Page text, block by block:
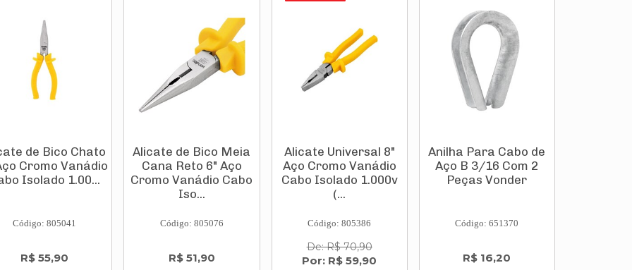
de Bico Chato
Cromo Vanádio
Isolado 1.00...
Código: 805041
R$ 55,90
Alicate de Bico Meia
Cana Reto 6" Aço
Cromo Vanádio Cabo
Iso...
Código: 805076
R$ 51,90
Alicate Universal 8"
Aço Cromo Vanádio
Cabo Isolado 1.000v
(...
Código: 805386
De: R$ 70,90
Por: R$ 59,90
Anilha Para Cabo de
Aço B 3/16 Com 2
Peças Vonder
Código: 651370
R$ 16,20